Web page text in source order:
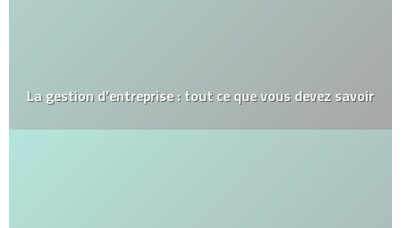
La gestion d’entreprise : tout ce que vous devez savoir